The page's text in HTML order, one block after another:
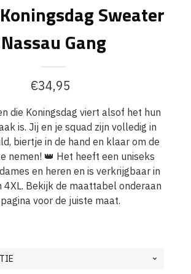
Sweater
Nassau Gang
€34,95
die Koningsdag viert alsof het hun
is. Jij en je squad zijn volledig in
biertje in de hand en klaar om de
nemen! 👑 Het heeft een uniseks
en heren en is verkrijgbaar in
4XL. Bekijk de maattabel onderaan
voor de juiste maat.